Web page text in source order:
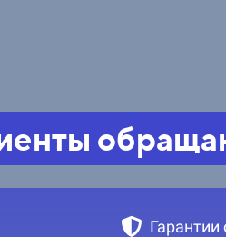
Гарантии